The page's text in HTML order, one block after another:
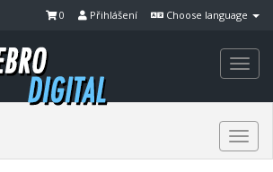
Choose language
Přihlášení
0